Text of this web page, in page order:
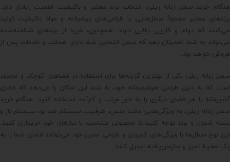
هنگام خرید سطل زباله ریلی، انتخاب برند معتبر و باکیفیت اهمیت زیادی دارد.
برندهای معتبر معمولاً سطل‌هایی با طراحی‌های پیشرفته و مواد باکیفیت تولید
می‌کنند که دوام و کارایی بالایی دارند. همچنین، خرید از برندهای شناخته‌شده
می‌تواند به شما اطمینان دهد که سطل انتخابی شما دارای ضمانت و خدمات پس از
فروش خواهد بود.
سطل زباله ریلی یکی از بهترین گزینه‌ها برای استفاده در فضاهای کوچک و محدود
است که به دلیل طراحی هوشمندانه خود، به شما این امکان را می‌دهد که فضای
آشپزخانه یا هر فضای دیگری را به طور مرتب و کارآمد استفاده کنید. هنگام خرید
سطل زباله ریلی، به ویژگی‌هایی مانند جنس، ظرفیت، سیستم ضد بو، سیستم باز و
بسته شدن، و برند توجه کنید تا محصولی متناسب با نیازهای خود خریداری کنید.
این نوع سطل‌ها با ویژگی‌های کاربردی و طراحی مدرن خود می‌توانند فضای شما را به
یک محیط تمیز و سازمان‌یافته تبدیل کنند.